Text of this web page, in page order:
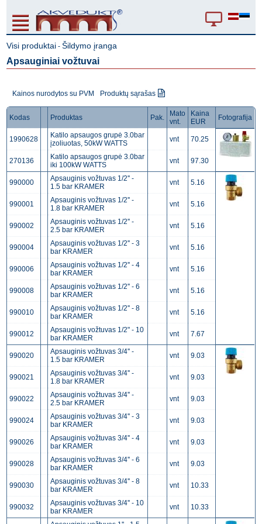
Visi produktai -Šildymo įranga
Apsauginiai vožtuvai
Kainos nurodytos su PVM Produktų sąrašas
Kodas Produktas Pak.
Mato
vnt.
Kaina
EUR
Fotografija
1990628
Katilo apsaugos grupė 3.0bar
įzoliuotas, 50kW WATTS
vnt 70.25
270136
Katilo apsaugos grupė 3.0bar
iki 100kW WATTS
vnt 97.30
990000
Apsauginis vožtuvas 1/2'' -
1.5 bar KRAMER
vnt 5.16
990001
Apsauginis vožtuvas 1/2'' -
1.8 bar KRAMER
vnt 5.16
990002
Apsauginis vožtuvas 1/2'' -
2.5 bar KRAMER
vnt 5.16
990004
Apsauginis vožtuvas 1/2'' - 3
bar KRAMER
vnt 5.16
990006
Apsauginis vožtuvas 1/2'' - 4
bar KRAMER
vnt 5.16
990008
Apsauginis vožtuvas 1/2'' - 6
bar KRAMER
vnt 5.16
990010
Apsauginis vožtuvas 1/2'' - 8
bar KRAMER
vnt 5.16
990012
Apsauginis vožtuvas 1/2" - 10
bar KRAMER
vnt 7.67
990020
Apsauginis vožtuvas 3/4'' -
1.5 bar KRAMER
vnt 9.03
990021
Apsauginis vožtuvas 3/4'' -
1.8 bar KRAMER
vnt 9.03
990022
Apsauginis vožtuvas 3/4'' -
2.5 bar KRAMER
vnt 9.03
990024
Apsauginis vožtuvas 3/4'' - 3
bar KRAMER
vnt 9.03
990026
Apsauginis vožtuvas 3/4'' - 4
bar KRAMER
vnt 9.03
990028
Apsauginis vožtuvas 3/4'' - 6
bar KRAMER
vnt 9.03
990030
Apsauginis vožtuvas 3/4'' - 8
bar KRAMER
vnt 10.33
990032
Apsauginis vožtuvas 3/4'' - 10
bar KRAMER
vnt 10.33